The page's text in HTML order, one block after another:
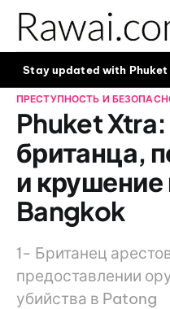
Stay updated with Phuket
ПРЕСТУПНОСТЬ И
Phuket
британца,
и крушение
Bangkok
1- Британец
предоставлении
убийства в Patong